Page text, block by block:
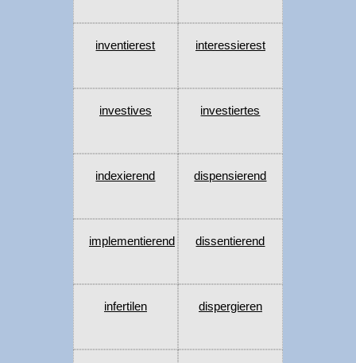
inventierest interessierest
investives investiertes
indexierend dispensierend
implementierend dissentierend
infertilen dispergieren